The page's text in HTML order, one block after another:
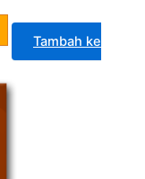
Tambah ke